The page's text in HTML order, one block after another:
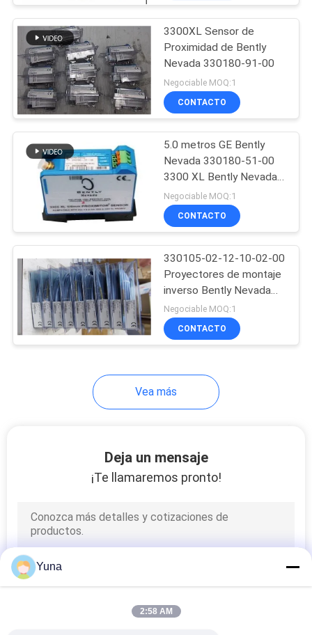
Barrera de
seguridad MTL y
P+F
Partes del actuador
de AUMA
10
Sensores IFM y P+F
Transmisores de
temperatura
3300XL Sensor de
Proximidad de Bently
Nevada 330180-91-00
Negociable MOQ:1
CONTACTO
5.0 metros GE Bently
Nevada 330180-51-00
3300 XL Bently Nevada
Sensor de proximidad
Negociable MOQ:1
CONTACTO
330105-02-12-10-02-00
Proyectores de montaje
inverso Bently Nevada
3300 Sistema de
proximidad de la serie XL
Negociable MOQ:1
CONTACTO
Vea más
Deja un mensaje
¡Te llamaremos pronto!
Yuna
2:58 AM